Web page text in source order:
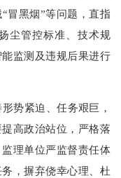
“冒黑烟”等问题，直指
尘管控标准、技术规
监测及违规后果进行
势紧迫、任务艰巨，
高政治站位，严格落
理单位严监督责任体
，摒弃侥幸心理、杜